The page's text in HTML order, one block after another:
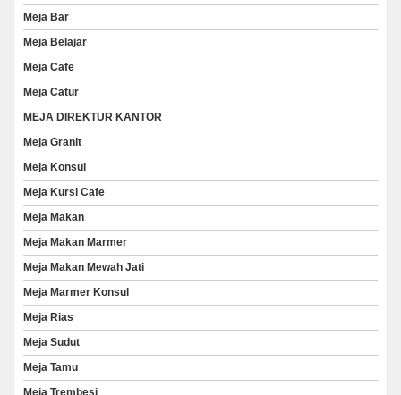
Meja Bar
Meja Belajar
Meja Cafe
Meja Catur
MEJA DIREKTUR KANTOR
Meja Granit
Meja Konsul
Meja Kursi Cafe
Meja Makan
Meja Makan Marmer
Meja Makan Mewah Jati
Meja Marmer Konsul
Meja Rias
Meja Sudut
Meja Tamu